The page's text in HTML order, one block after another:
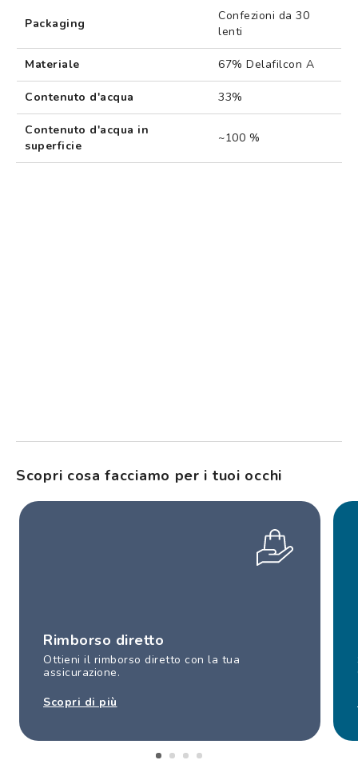
Packaging
Confezioni da 30
lenti
Materiale 67% Delafilcon A
Contenuto d'acqua 33%
Contenuto d'acqua in
superficie
~100 %
Scopri cosa facciamo per i tuoi occhi
Rimborso diretto
Ottieni il rimborso diretto con la tua
assicurazione.
Scopri di più